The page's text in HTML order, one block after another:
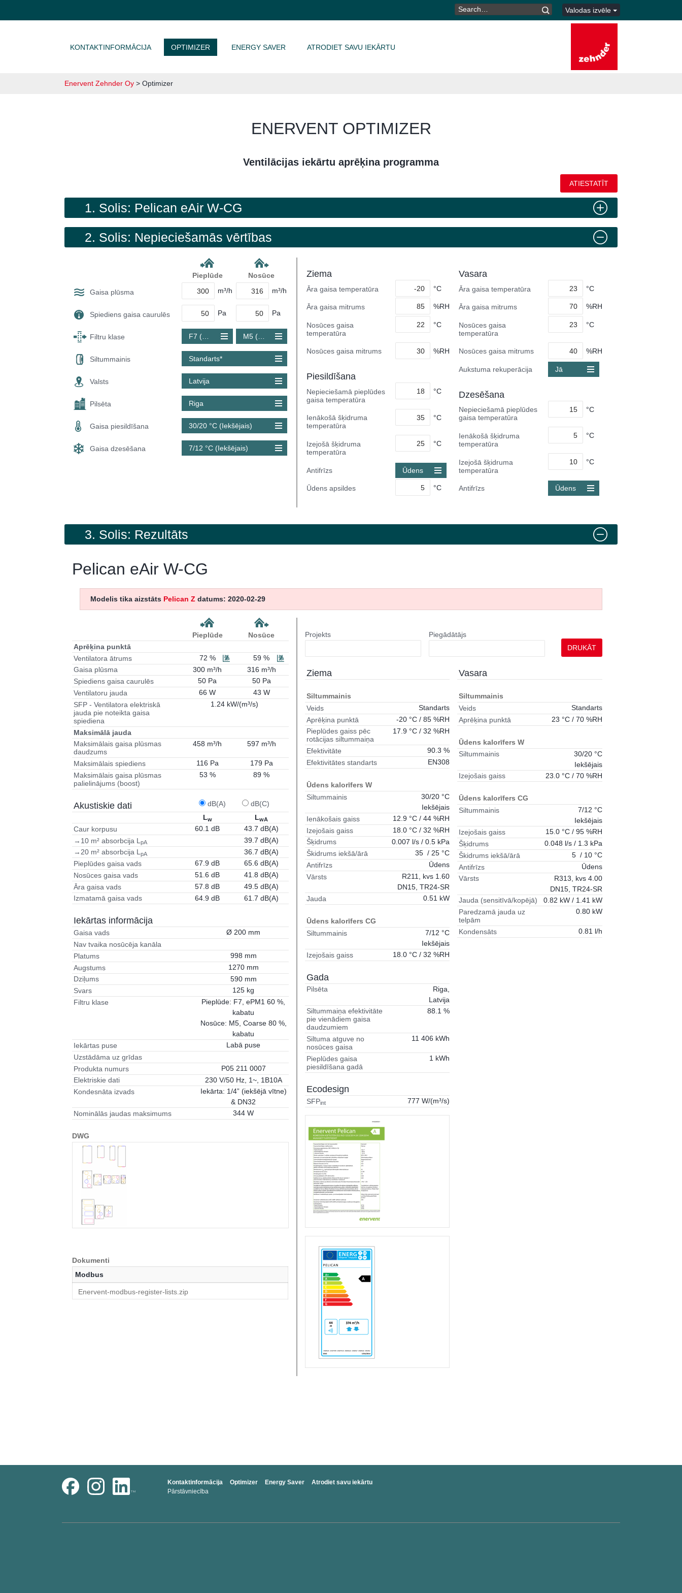
MEKLĒT: Valodas izvēle
KONTAKTINFORMĀCIJA OPTIMIZER ENERGY SAVER ATRODIET SAVU IEKĀRTU
Enervent Zehnder Oy > Optimizer
ENERVENT OPTIMIZER
Ventilācijas iekārtu aprēķina programma
ATIESTATĪT
1. Solis: Pelican eAir W-CG
2. Solis: Nepieciešamās vērtības
Pieplūde Nosūce
Gaisa plūsma m³/h m³/h
Spiediens gaisa caurulēs Pa Pa
Filtru klase M5 (Coarse 80 %)
Siltummainis Standarts*
Valsts Latvija
Pilsēta Riga
Gaisa piesildīšana 30/20 °C (Iekšējais)
Gaisa dzesēšana 7/12 °C (Iekšējais)
Ziema
Āra gaisa temperatūra °C
Āra gaisa mitrums %RH
Nosūces gaisa
temperatūra
°C
Nosūces gaisa mitrums %RH
Piesildīšana
Nepieciešamā pieplūdes
gaisa temperatūra
°C
Ienākošā šķidruma
temperatūra
°C
Izejošā šķidruma
temperatūra
°C
Antifrīzs Ūdens
Ūdens apsildes °C
Vasara
Āra gaisa temperatūra °C
Āra gaisa mitrums %RH
Nosūces gaisa
temperatūra
°C
Nosūces gaisa mitrums %RH
Aukstuma rekuperācija Jā
Dzesēšana
Nepieciešamā pieplūdes
gaisa temperatūra
°C
Ienākošā šķidruma
temperatūra
°C
Izejošā šķidruma
temperatūra
°C
Antifrīzs Ūdens
3. Solis: Rezultāts
Pelican eAir W-CG
Modelis tika aizstāts Pelican Z datums: 2020-02-29
Pieplūde
Nosūce
Aprēķina punktā
Ventilatora ātrums
72 %
59 %
Gaisa plūsma
300 m³/h
316 m³/h
Spiediens gaisa caurulēs
50 Pa
50 Pa
Ventilatoru jauda
66 W
43 W
SFP - Ventilatora elektriskā
jauda pie noteikta gaisa
spiediena
1.24 kW/(m³/s)
Maksimālā jauda
Maksimālais gaisa plūsmas
daudzums
458 m³/h 597 m³/h
Maksimālais spiediens 116 Pa
179 Pa
Maksimālais gaisa plūsmas
palielinājums (boost)
53 % 89 %
Akustiskie dati dB(A)
dB(C)
Lw LwA
Caur korpusu 60.1 dB
43.7 dB(A)
→10 m² absorbcija L pA
39.7 dB(A)
→20 m² absorbcija LpA
36.7 dB(A)
Pieplūdes gaisa vads
67.9 dB
65.6 dB(A)
Nosūces gaisa vads
51.6 dB
41.8 dB(A)
Āra gaisa vads
57.8 dB
49.5 dB(A)
Izmatamā gaisa vads
64.9 dB 61.7 dB(A)
Iekārtas informācija
Gaisa vads
Ø 200 mm
Nav tvaika nosūcēja kanāla
Platums
998 mm
Augstums
1270 mm
Dziļums
590 mm
Svars
125 kg
Filtru klase
Pieplūde: F7, ePM1 60 %,
kabatu
Nosūce: M5, Coarse 80 %,
kabatu
Iekārtas puse
Labā puse
Uzstādāma uz grīdas
Produkta numurs
P05 211 0007
Elektriskie dati
230 V/50 Hz, 1~, 1B10A
Kondesnāta izvads
Iekārta: 1/4” (iekšējā vītne)
& DN32
Nominālās jaudas maksimums
344 W
DWG
Dokumenti
Modbus
Enervent-modbus-register-lists.zip
Projekts
Piegādātājs
DRUKĀT
Ziema
Siltummainis
Veids
Standarts
Aprēķina punktā
-20 °C / 85 %RH
Pieplūdes gaiss pēc
rotācijas siltummaiņa
17.9 °C / 32 %RH
Efektivitāte
90.3 %
Efektivitātes standarts
EN308
Ūdens kalorīfers W
Siltummainis
30/20 °C
Iekšējais
Ienākošais gaiss
12.9 °C / 44 %RH
Izejošais gaiss
18.0 °C / 32 %RH
Šķidrums
0.007 l/s / 0.5 kPa
Škidrums iekšā/ārā
35 / 25 °C
Antifrīzs
Ūdens
Vārsts
R211, kvs 1.60
DN15, TR24-SR
Jauda
0.51 kW
Ūdens kalorīfers CG
Siltummainis
7/12 °C
Iekšējais
Izejošais gaiss
18.0 °C / 32 %RH
Gada
Pilsēta
Riga,
Latvija
Siltummaiņa efektivitāte
pie vienādiem gaisa
daudzumiem
88.1 %
Siltuma atguve no
nosūces gaisa
11 406 kWh
Pieplūdes gaisa
piesildīšana gadā
1 kWh
Ecodesign
SFPint 777 W/(m³/s)
Vasara
Siltummainis
Veids
Standarts
Aprēķina punktā
23 °C / 70 %RH
Ūdens kalorīfers W
Siltummainis
30/20 °C
Iekšējais
Izejošais gaiss
23.0 °C / 70 %RH
Ūdens kalorīfers CG
Siltummainis
7/12 °C
Iekšējais
Izejošais gaiss
15.0 °C / 95 %RH
Šķidrums
0.048 l/s / 1.3 kPa
Škidrums iekšā/ārā
5 / 10 °C
Antifrīzs
Ūdens
Vārsts
R313, kvs 4.00
DN15, TR24-SR
Jauda (sensitīvā/kopējā)
0.82 kW / 1.41 kW
Paredzamā jauda uz
telpām
0.80 kW
Kondensāts 0.81 l/h
Kontaktinformācija
Pārstāvniecība
Optimizer Energy Saver Atrodiet savu iekārtu